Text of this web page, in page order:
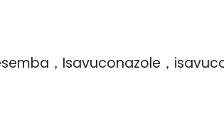
，Isavuconazole，